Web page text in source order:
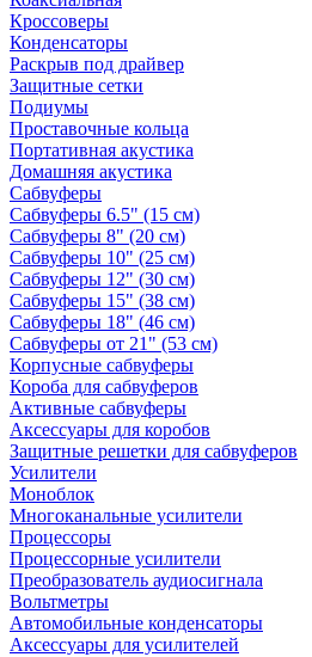
Кроссоверы
Конденсаторы
Раскрыв под драйвер
Защитные сетки
Подиумы
Проставочные кольца
Портативная акустика
Домашняя акустика
Сабвуферы
Сабвуферы 6.5" (15 см)
Сабвуферы 8" (20 см)
Сабвуферы 10" (25 см)
Сабвуферы 12" (30 см)
Сабвуферы 15" (38 см)
Сабвуферы 18" (46 см)
Сабвуферы от 21" (53 см)
Корпусные сабвуферы
Короба для сабвуферов
Активные сабвуферы
Аксессуары для коробов
Защитные решетки для сабвуферов
Усилители
Моноблок
Многоканальные усилители
Процессоры
Процессорные усилители
Преобразователь аудиосигнала
Вольтметры
Автомобильные конденсаторы
Аксессуары для усилителей